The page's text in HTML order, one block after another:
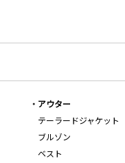
アウター
テーラードジャケット
ブルゾン
ベスト